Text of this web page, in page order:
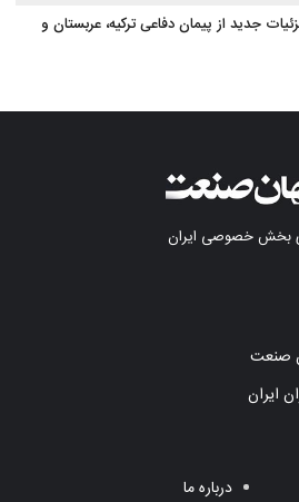
جدید از پیمان دفاعی ترکیه، عربستان و
بخش خصوصی ایران
صنعت
ایران
درباره ما